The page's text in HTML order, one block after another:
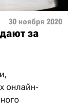
30 ноября 2020
за
онлайн-